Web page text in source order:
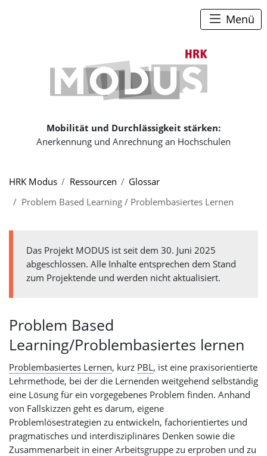
Mobilität und Durchlässigkeit stärken:
Anerkennung und Anrechnung an Hochschulen
Menü
HRK Modus
Ressourcen
Glossar
Problem Based Learning / Problembasiertes Lernen
Das Projekt MODUS ist seit dem 30. Juni 2025
abgeschlossen. Alle Inhalte entsprechen dem Stand
zum Projektende und werden nicht aktualisiert.
Problem Based
Learning/Problembasiertes lernen
Problembasiertes Lernen, kurz PBL, ist eine praxisorientierte
Lehrmethode, bei der die Lernenden weitgehend selbständig
eine Lösung für ein vorgegebenes Problem finden. Anhand
von Fallskizzen geht es darum, eigene
Problemlösestrategien zu entwickeln, fachorientiertes und
pragmatisches und interdisziplinäres Denken sowie die
Zusammenarbeit in einer Arbeitsgruppe zu erproben und zu